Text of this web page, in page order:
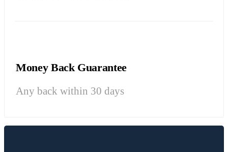
Money Back Guarantee
Any back within 30 days